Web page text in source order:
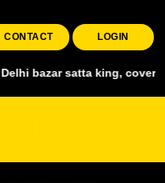
CONTACT LOGIN
king, covering all